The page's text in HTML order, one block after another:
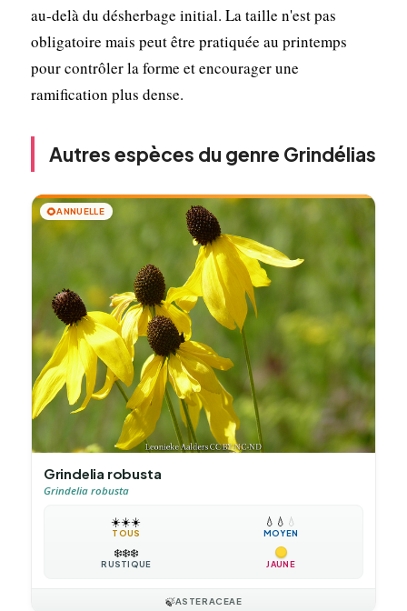
au-delà du désherbage initial. La taille n'est pas
obligatoire mais peut être pratiquée au printemps
pour contrôler la forme et encourager une
ramification plus dense.
Autres espèces du genre Grindélias
🌻ANNUELLE
Grindelia robusta
Grindelia robusta
☀️☀️☀️
TOUS
💧 💧 💧
MOYEN
❄️❄️❄️
RUSTIQUE JAUNE
🍃ASTERACEAE